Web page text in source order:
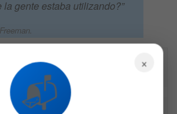
la gente estaba utilizando?”
Toda la información
es dada con la mejor
ninguna recomendación
solo para fines informativos.
×
📬